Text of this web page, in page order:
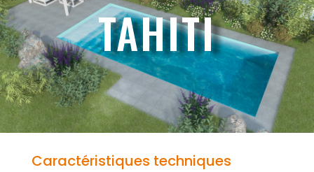
TAHITI
Caractéristiques techniques